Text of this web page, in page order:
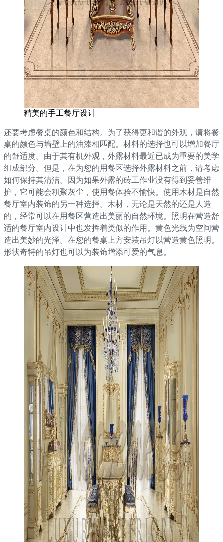
精美的手工餐厅设计
还要考虑餐桌的颜色和结构。为了获得更和谐的外观，请将餐
桌的颜色与墙壁上的油漆相匹配。材料的选择也可以增加餐厅
的舒适度。由于其有机外观，外露材料最近已成为重要的美学
组成部分。但是，在为您的用餐区选择外露材料之前，请考虑
如何保持其清洁。因为如果外露的砖工作业没有得到妥善维
护，它可能会积聚灰尘，使用餐体验不愉快。使用木材是自然
餐厅室内装饰的另一种选择。木材，无论是天然的还是人造
的，经常可以在用餐区营造出美丽的自然环境。照明在营造舒
适的餐厅室内设计中也发挥着类似的作用。黄色光线为空间营
造出美妙的光泽。在您的餐桌上方安装吊灯以营造黄色照明。
形状奇特的吊灯也可以为装饰增添可爱的气息。